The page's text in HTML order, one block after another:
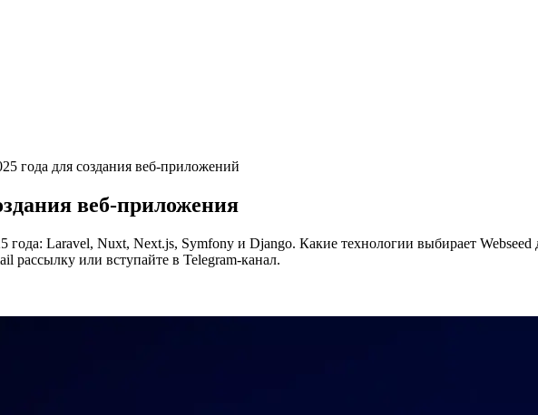
года для создания веб-приложений
веб-приложения
Laravel, Nuxt, Next.js, Symfony и Django. Какие технологии выбирает
рассылку или вступайте в Telegram-канал.